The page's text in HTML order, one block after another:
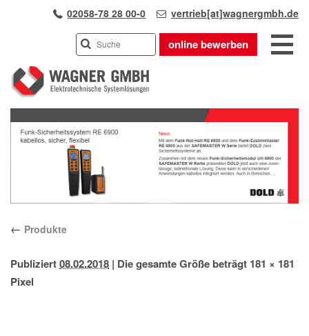
02058-78 28 00-0 vertrieb[at]wagnergmbh.de
online bewerben
INDUSTRIEVERTRETUNG
UNSER TEAM
WIR ÜBER UNS
KARRIERE
PRODUKTE
APPLIKATIONEN
LÖSUNGEN
KONTAKT
Previous
Next
← Produkte
Publiziert08.02.2018 | Die gesamte Größe beträgt 181 × 181
Pixel